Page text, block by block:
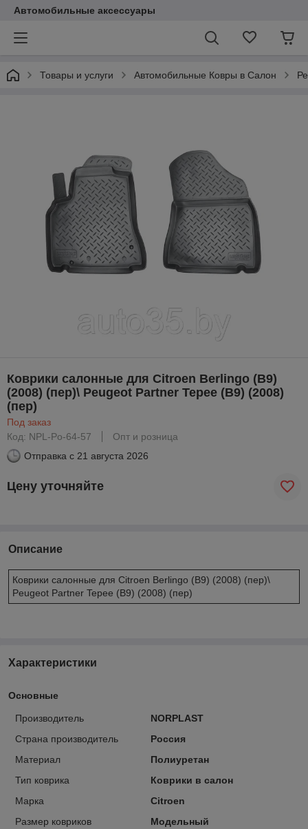
Автомобильные аксессуары
Товары и услуги Автомобильные Ковры в Салон
Коврики салонные для Citroen Berlingo (B9)
(2008) (пер)\ Peugeot Partner Tepee (B9) (2008)
(пер)
Под заказ
Код: NPL-Po-64-57
Опт и розница
Отправка с 21 августа 2026
Цену уточняйте
Описание
Коврики салонные для Citroen Berlingo (B9) (2008) (пер)\
Peugeot Partner Tepee (B9) (2008) (пер)
Характеристики
Основные
Производитель
NORPLAST
Страна производитель
Россия
Материал
Полиуретан
Тип коврика
Коврики в салон
Марка
Citroen
Размер ковриков
Модельный